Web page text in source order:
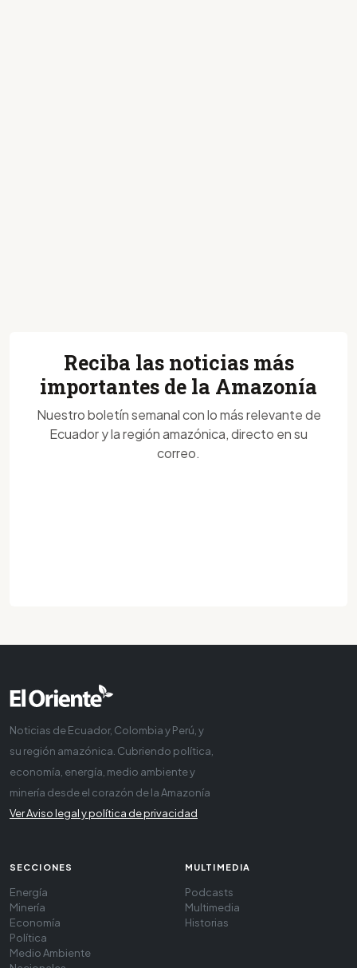
Reciba las noticias más
importantes de la Amazonía
Nuestro boletín semanal con lo más relevante de
Ecuador y la región amazónica, directo en su
correo.
Noticias de Ecuador, Colombia y Perú, y
su región amazónica. Cubriendo política,
economía, energía, medio ambiente y
minería desde el corazón de la Amazonía
Ver Aviso legal y política de privacidad
SECCIONES
Energía
Minería
Economía
Política
Medio Ambiente
MULTIMEDIA
Podcasts
Multimedia
Historias